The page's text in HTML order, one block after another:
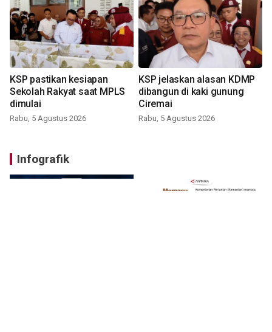
KSP pastikan kesiapan
Sekolah Rakyat saat MPLS
dimulai
Rabu, 5 Agustus 2026
KSP jelaskan alasan KDMP
dibangun di kaki gunung
Ciremai
Rabu, 5 Agustus 2026
Infografik